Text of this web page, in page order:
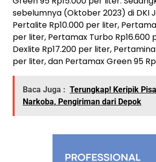
sebelumnya (Oktober 2023) di DKI
Pertalite Rp10.000 per liter,
per liter, Pertamax Turbo Rp16.600
Dexlite Rp17.200 per liter, Pertamina
per liter, dan Pertamax Green 95
Baca Juga : Terungkap! Keripik
Narkoba, Pengiriman dari Depok